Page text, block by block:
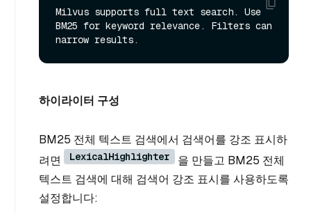
Milvus supports full text search. Use
BM25 for keyword relevance. Filters can
하이라이터 구성
BM25 전체 텍스트 검색에서 검색어를 강조 표시하
려면
LexicalHighlighter
을 만들고 BM25 전체
텍스트 검색에 대해 검색어 강조 표시를 사용하도록
설정합니다: